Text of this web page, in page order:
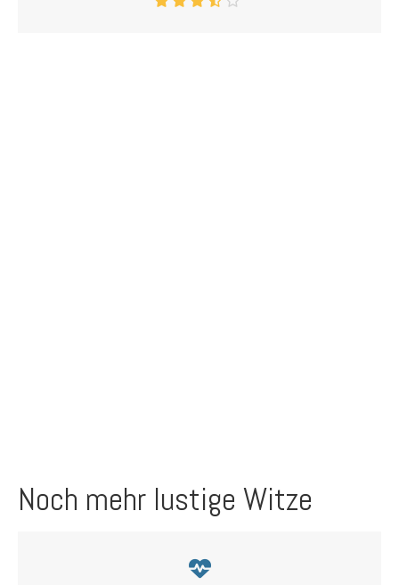
Noch mehr lustige Witze